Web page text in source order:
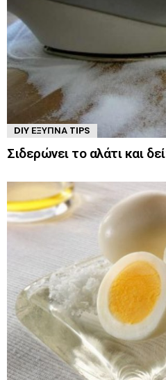
DIY ΈΞΥΠΝΑ TIPS
Σιδερώνει το αλάτι και